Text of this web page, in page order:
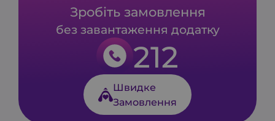
Зробіть замовлення
без завантаження додатку
212
Швидке
Замовлення